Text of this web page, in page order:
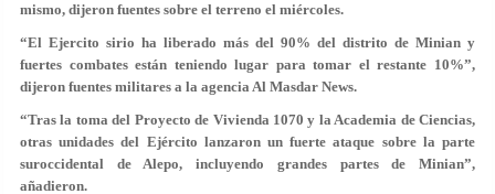
mismo, dijeron fuentes sobre el terreno el miércoles.
“El Ejercito sirio ha liberado más del 90% del distrito de Minian y
fuertes combates están teniendo lugar para tomar el restante 10%”,
dijeron fuentes militares a la agencia Al Masdar News.
“Tras la toma del Proyecto de Vivienda 1070 y la Academia de Ciencias,
otras unidades del Ejército lanzaron un fuerte ataque sobre la parte
suroccidental de Alepo, incluyendo grandes partes de Minian”,
añadieron.